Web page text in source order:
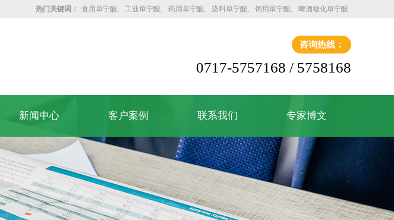
热门关键词： 食用单宁酸 工业单宁酸 药用单宁酸 染料单宁酸 饲用单宁酸 啤酒糖化单宁酸
咨询热线：
0717-5757168 / 5758168
新闻中心 客户案例 联系我们 专家博文